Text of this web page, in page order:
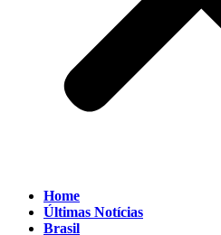
Home
Últimas Notícias
Brasil